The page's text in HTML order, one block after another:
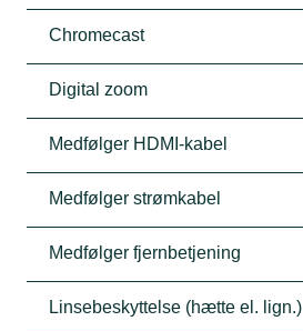
Chromecast
Digital zoom
Medfølger HDMI-kabel
Medfølger strømkabel
Medfølger fjernbetjening
Linsebeskyttelse (hætte el. lign.)